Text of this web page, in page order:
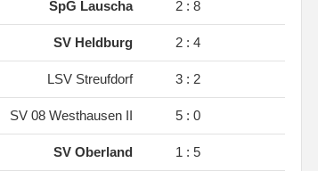
SpG Lauscha 2 : 8
SV Heldburg 2 : 4
LSV Streufdorf 3 : 2
SV 08 Westhausen II 5 : 0
SV Oberland 1 : 5